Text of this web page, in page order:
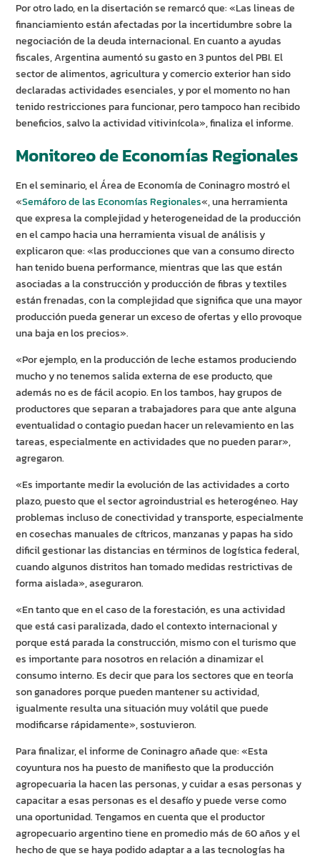
Por otro lado, en la disertación se remarcó que: «Las lineas de
financiamiento están afectadas por la incertidumbre sobre la
negociación de la deuda internacional. En cuanto a ayudas
fiscales, Argentina aumentó su gasto en 3 puntos del PBI. El
sector de alimentos, agricultura y comercio exterior han sido
declaradas actividades esenciales, y por el momento no han
tenido restricciones para funcionar, pero tampoco han recibido
beneficios, salvo la actividad vitivinícola», finaliza el informe.
Monitoreo de Economías Regionales
En el seminario, el Área de Economía de Coninagro mostró el
«Semáforo de las Economías Regionales«, una herramienta
que expresa la complejidad y heterogeneidad de la producción
en el campo hacia una herramienta visual de análisis y
explicaron que: «las producciones que van a consumo directo
han tenido buena performance, mientras que las que están
asociadas a la construcción y producción de fibras y textiles
están frenadas, con la complejidad que significa que una mayor
producción pueda generar un exceso de ofertas y ello provoque
una baja en los precios».
«Por ejemplo, en la producción de leche estamos produciendo
mucho y no tenemos salida externa de ese producto, que
además no es de fácil acopio. En los tambos, hay grupos de
productores que separan a trabajadores para que ante alguna
eventualidad o contagio puedan hacer un relevamiento en las
tareas, especialmente en actividades que no pueden parar»,
agregaron.
«Es importante medir la evolución de las actividades a corto
plazo, puesto que el sector agroindustrial es heterogéneo. Hay
problemas incluso de conectividad y transporte, especialmente
en cosechas manuales de cítricos, manzanas y papas ha sido
dificil gestionar las distancias en términos de logística federal,
cuando algunos distritos han tomado medidas restrictivas de
forma aislada», aseguraron.
«En tanto que en el caso de la forestación, es una actividad
que está casi paralizada, dado el contexto internacional y
porque está parada la construcción, mismo con el turismo que
es importante para nosotros en relación a dinamizar el
consumo interno. Es decir que para los sectores que en teoría
son ganadores porque pueden mantener su actividad,
igualmente resulta una situación muy volátil que puede
modificarse rápidamente», sostuvieron.
Para finalizar, el informe de Coninagro añade que: «Esta
coyuntura nos ha puesto de manifiesto que la producción
agropecuaria la hacen las personas, y cuidar a esas personas y
capacitar a esas personas es el desafío y puede verse como
una oportunidad. Tengamos en cuenta que el productor
agropecuario argentino tiene en promedio más de 60 años y el
hecho de que se haya podido adaptar a a las tecnologías ha